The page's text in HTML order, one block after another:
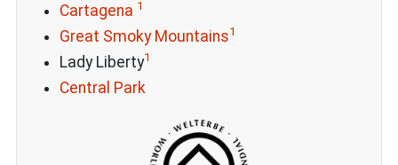
Cartagena 1
Great Smoky Mountains1
Lady Liberty1
Central Park